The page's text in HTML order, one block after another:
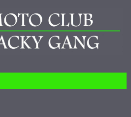
Salta al contenuto